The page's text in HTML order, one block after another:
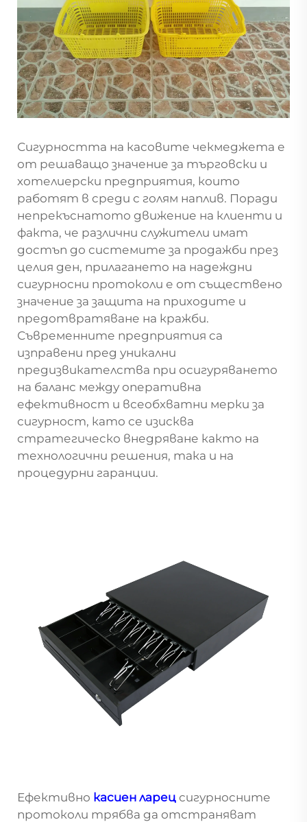
Сигурността на касовите чекмеджета е
от решаващо значение за търговски и
хотелиерски предприятия, които
работят в среди с голям наплив. Поради
непрекъснатото движение на клиенти и
факта, че различни служители имат
достъп до системите за продажби през
целия ден, прилагането на надеждни
сигурносни протоколи е от съществено
значение за защита на приходите и
предотвратяване на кражби.
Съвременните предприятия са
изправени пред уникални
предизвикателства при осигуряването
на баланс между оперативна
ефективност и всеобхватни мерки за
сигурност, като се изисква
стратегическо внедряване както на
технологични решения, така и на
процедурни гаранции.
Ефективно касиен ларец сигурносните
протоколи трябва да отстраняват